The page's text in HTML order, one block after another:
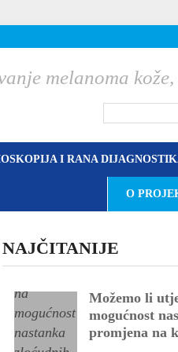
melanoma
I RANA
O
NAJČITANIJE
Možemo li
mogućnost
promjena na